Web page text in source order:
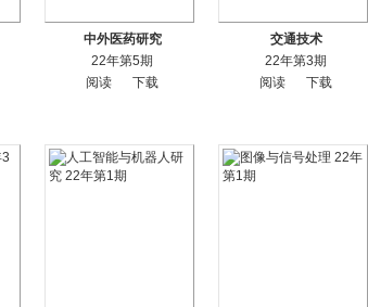
中外医药研究
22年第5期
阅读
下载
交通技术
22年第3期
阅读
下载